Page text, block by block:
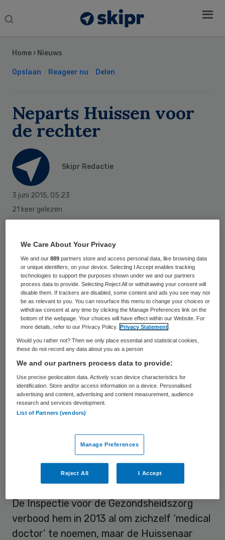
Search
Home › Nieuws
Opslaan Reageer nu Delen
Neparts Huissen voor
de rechter
Skipr Redactie
3 juni 2015, 05:23
21 keer gelezen
De 52-jarige neparts Fred B. uit Huissen
moet woensdag voor de rechter
verschijnen. De rechtbank behandelt zijn
zaak dan inhoudelijk. Het Openbaar
Ministerie (OM) vervolgt B. onder meer
wegens oplichting, illegale geneesmiddelen,
dokteren zonder bevoegdheid en
mishandeling.
De man deed zich voor als arts en
dermatoloog en liet een gezonde vrouw in
China opereren wegens borstkanker. De
Huissenaar stuurde meer patiënten met
onduidelijke behandelaars in het buitenland.
De Inspectie voor de Gezondsheidszorg
verbood hem in 2013 al om zichzelf ‘medical
doctor’ te noemen, maar de Huissenaar
Sidebar
We Care About Your Privacy
We and our889 partners store and access personal data, like browsing data
or unique identifiers, on your device. Selecting I Accept enables tracking
technologies to support the purposes shown under we and our partners
process data to provide. Selecting Reject All or withdrawing your consent will
disable them. If trackers are disabled, some content and ads you see may not
be as relevant to you. You can resurface this menu to change your choices or
withdraw consent at any time by clicking the Manage Preferences link on the
bottom of the webpage. Your choices will have effect within our Website. For
more details, refer to our Privacy Policy.
Privacy Statement
Would you rather not? Then we only place essential and statistical cookies,
these do not record any data about you as a person
We and our partners process data to provide:
Use precise geolocation data. Actively scan device characteristics for
identification. Store and/or access information on a device. Personalised
advertising and content, advertising and content measurement, audience
research and services development.
List of Partners (vendors)
Manage Preferences
Reject All I Accept